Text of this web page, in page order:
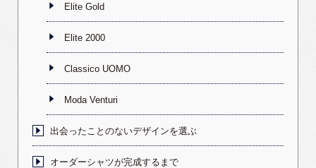
Elite Gold
Elite 2000
Classico UOMO
Moda Venturi
出会ったことのないデザインを選ぶ
オーダーシャツが完成するまで